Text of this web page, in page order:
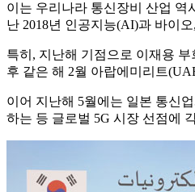
이는 우리나라 통신장비 산업 역
난 2018년 인공지능(AI)과 바이
특히, 지난해 기점으로 이재용
후 같은 해 2월 아랍에미리트
이어 지난해 5월에는 일본 통신
하는 등 글로벌 5G 시장 선점에